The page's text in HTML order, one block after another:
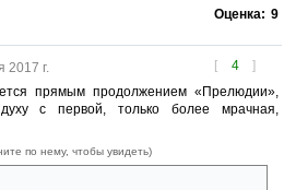
Оценка: 9
[ 4 ]
2017 г.
прямым продолжением «Прелюдии»,
с первой, только более мрачная,
по нему, чтобы увидеть)